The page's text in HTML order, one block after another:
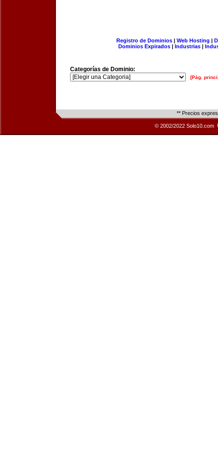
Registro de Dominios| Web Hosting |
Dominios Expirados | Industrias |
Categorías de Dominio:
[Pág.
** Precios
© 2002/2022 Solo10.com